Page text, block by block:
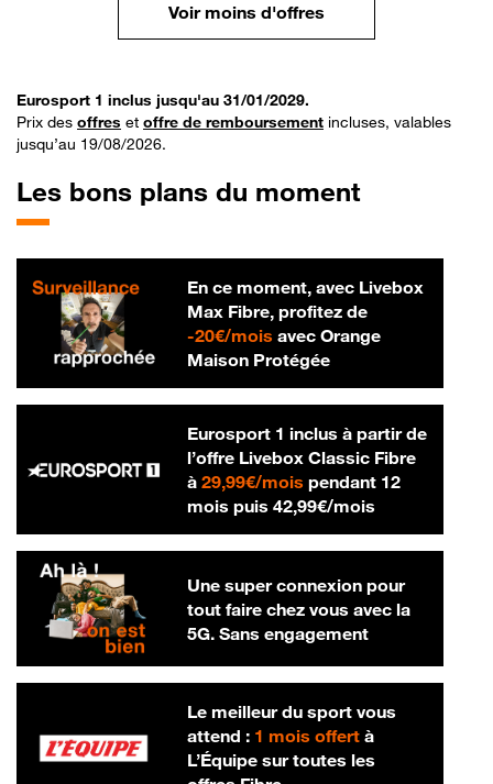
Voir moins d'offres
Eurosport 1 inclus jusqu'au 31/01/2029.
Prix des offres et offre de remboursement incluses, valables
jusqu’au 19/08/2026.
Les bons plans du moment
En ce moment, avec Livebox
Max Fibre, profitez de
-20€/mois20 € par mois
avec Orange
Maison Protégée
Eurosport 1 inclus à partir de
l’offre Livebox Classic Fibre
à 29,99€/mois29,99 € par mois
pendant 12
mois puis 42,99€/mois42,99 € par
Une super connexion pour
tout faire chez vous avec la
5G. Sans engagement
Le meilleur du sport vous
attend : 1 mois offertà
L’Équipe sur toutes les